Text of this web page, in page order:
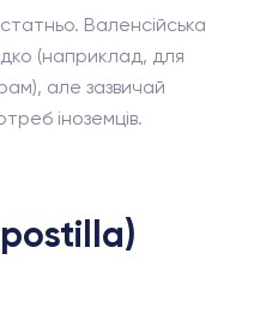
Валенсійська
(наприклад, для
але зазвичай
іноземців.